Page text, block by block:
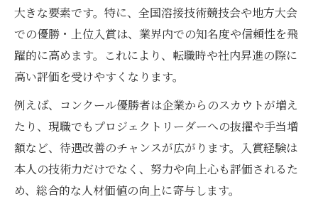
大きな要素です。特に、全国溶接技術競技会や地方大会
での優勝・上位入賞は、業界内での知名度や信頼性を飛
躍的に高めます。これにより、転職時や社内昇進の際に
高い評価を受けやすくなります。
例えば、コンクール優勝者は企業からのスカウトが増え
たり、現職でもプロジェクトリーダーへの抜擢や手当増
額など、待遇改善のチャンスが広がります。入賞経験は
本人の技術力だけでなく、努力や向上心も評価されるた
め、総合的な人材価値の向上に寄与します。